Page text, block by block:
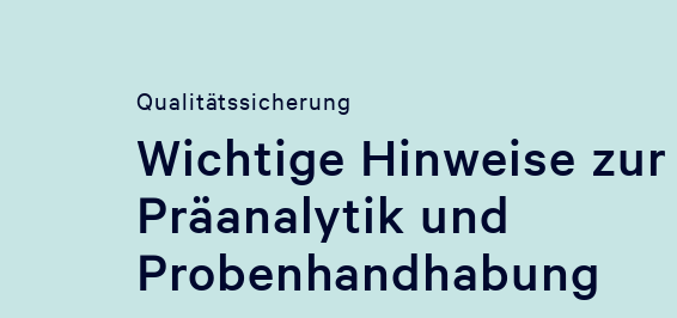
Qualitätssicherung
Wichtige Hinweise zur
Präanalytik und
Probenhandhabung